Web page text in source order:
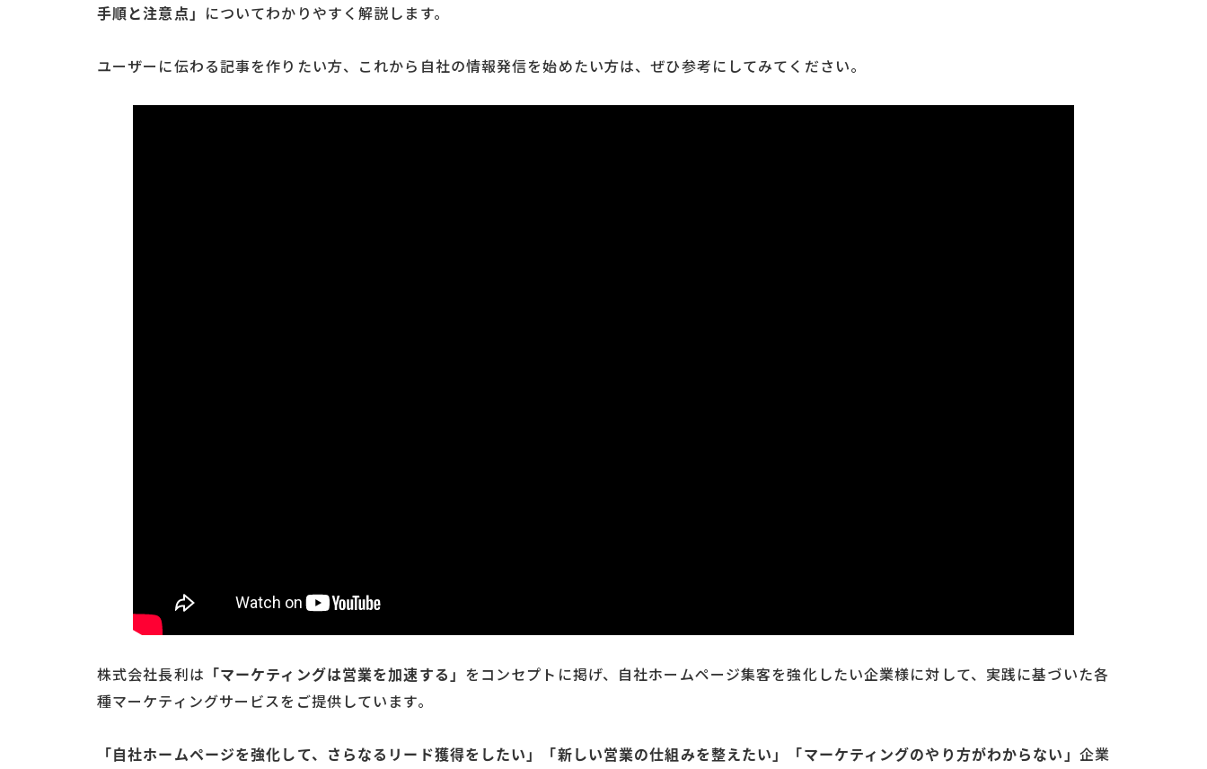
手順と注意点」 についてわかりやすく解説します。
ユーザーに伝わる記事を作りたい方、これから自社の情報発信を始めたい方は、ぜひ参考にしてみてください。
株式会社長利は 「マーケティングは営業を加速する」 をコンセプトに掲げ、自社ホームページ集客を強化したい企業様に対して、実践に基づいた各
種マーケティングサービスをご提供しています。
「自社ホームページを強化して、さらなるリード獲得をしたい」「新しい営業の仕組みを整えたい」「マーケティングのやり方がわからない」 企業